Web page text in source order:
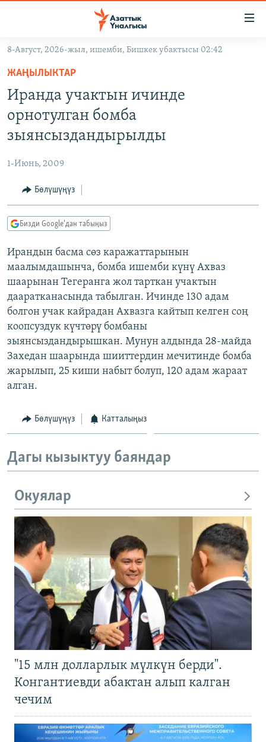
Навигацияга
өтүңүз
Издөөгө
салыңызКЫРГЫЗСТАН
МАДАНИЯТ
ДҮЙНӨ
УКРАИНА
ТВ ПРОГРАММАЛАР
БҮГҮН АЗАТТЫКТА
ДАНИСТЕ
ЭЖЕ-СИҢДИЛЕР
АЗАТТЫК+
ЫҢГАЙСЫЗ СУРООЛОР
ПОДКАСТ
ОНЛАЙН ШЕРИНЕ
ЭЕ/АРнун бардык сайттары
8-Август, 2026-жыл, ишемби, Бишкек убактысы 02:42
ЖАҢЫЛЫКТАР
Иранда учактын ичинде
орнотулган бомба
зыянсыздандырылды
1-Июнь, 2009
Бөлүшүңүз
Бизди Google'дан табыңыз
Ирандын басма сөз каражаттарынын
маалымдашынча, бомба ишемби күнү Ахваз
шаарынан Тегеранга жол тарткан учактын
дааратканасында табылган. Ичинде 130 адам
болгон учак кайрадан Ахвазга кайтып келген соң
коопсуздук күчтөрү бомбаны
зыянсыздандырышкан. Мунун алдында 28-майда
Захедан шаарында шииттердин мечитинде бомба
жарылып, 25 киши набыт болуп, 120 адам жараат
алган.
Бөлүшүңүз Катталыңыз
Дагы кызыктуу баяндар
Окуялар
"15 млн долларлык мүлкүн берди".
Конгантиевди абактан алып калган
чечим